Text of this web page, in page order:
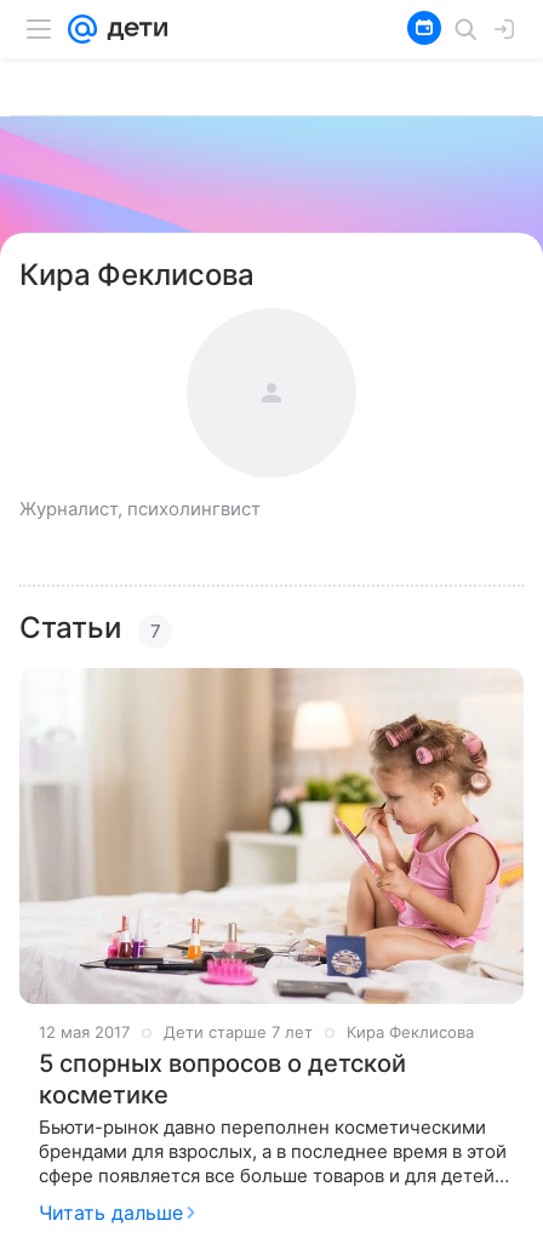
Кира Феклисова
Журналист, психолингвист
Статьи 7
12 мая 2017 Дети старше 7 лет Кира Феклисова
5 спорных вопросов о детской
косметике
Бьюти-рынок давно переполнен косметическими
брендами для взрослых, а в последнее время в этой
сфере появляется все больше товаров и для детей.
Теперь девочка может собрать собственную
косметичку, которая ни в чем
Читать дальше